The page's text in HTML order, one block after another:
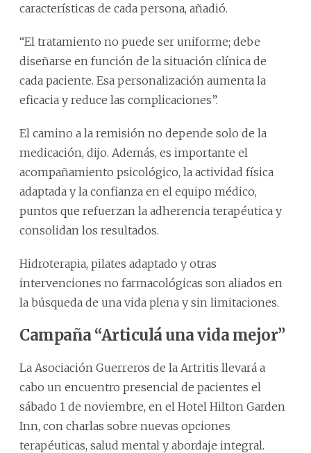
características de cada persona, añadió.
“El tratamiento no puede ser uniforme; debe
diseñarse en función de la situación clínica de
cada paciente. Esa personalización aumenta la
eficacia y reduce las complicaciones”.
El camino a la remisión no depende solo de la
medicación, dijo. Además, es importante el
acompañamiento psicológico, la actividad física
adaptada y la confianza en el equipo médico,
puntos que refuerzan la adherencia terapéutica y
consolidan los resultados.
Hidroterapia, pilates adaptado y otras
intervenciones no farmacológicas son aliados en
la búsqueda de una vida plena y sin limitaciones.
Campaña “Articulá una vida mejor”
La Asociación Guerreros de la Artritis llevará a
cabo un encuentro presencial de pacientes el
sábado 1 de noviembre, en el Hotel Hilton Garden
Inn, con charlas sobre nuevas opciones
terapéuticas, salud mental y abordaje integral.